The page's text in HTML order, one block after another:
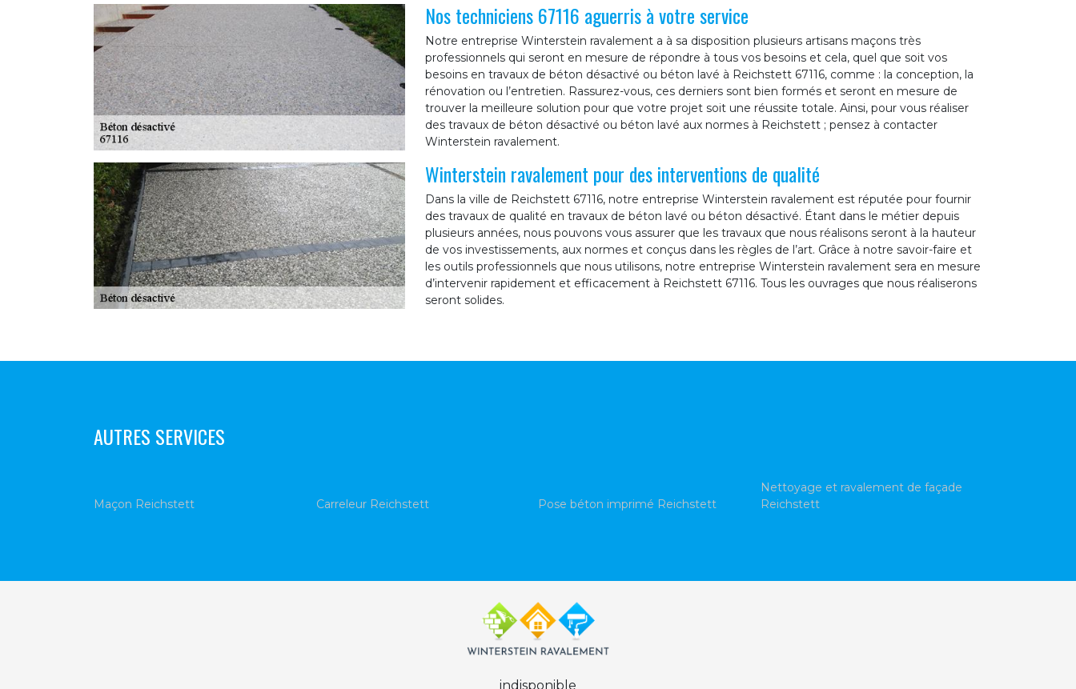
Nos techniciens 67116 aguerris à votre service
Notre entreprise Winterstein ravalement a à sa disposition plusieurs artisans maçons très
professionnels qui seront en mesure de répondre à tous vos besoins et cela, quel que soit vos
besoins en travaux de béton désactivé ou béton lavé à Reichstett 67116, comme : la conception, la
rénovation ou l’entretien. Rassurez-vous, ces derniers sont bien formés et seront en mesure de
trouver la meilleure solution pour que votre projet soit une réussite totale. Ainsi, pour vous réaliser
des travaux de béton désactivé ou béton lavé aux normes à Reichstett ; pensez à contacter
Winterstein ravalement.
Winterstein ravalement pour des interventions de qualité
Dans la ville de Reichstett 67116, notre entreprise Winterstein ravalement est réputée pour fournir
des travaux de qualité en travaux de béton lavé ou béton désactivé. Étant dans le métier depuis
plusieurs années, nous pouvons vous assurer que les travaux que nous réalisons seront à la hauteur
de vos investissements, aux normes et conçus dans les règles de l’art. Grâce à notre savoir-faire et
les outils professionnels que nous utilisons, notre entreprise Winterstein ravalement sera en mesure
d’intervenir rapidement et efficacement à Reichstett 67116. Tous les ouvrages que nous réaliserons
seront solides.
AUTRES SERVICES
Maçon Reichstett Carreleur Reichstett Pose béton imprimé Reichstett
Nettoyage et ravalement de façade
Reichstett
indisponible